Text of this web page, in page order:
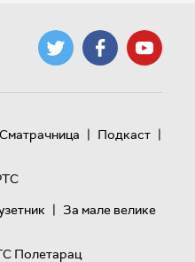
Сматрачница | Подкаст |
| За мале велике
Полетарац